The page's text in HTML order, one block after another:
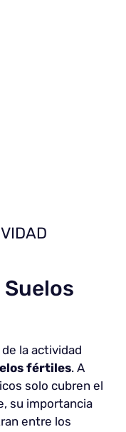
la actividad
fértiles. A
solo cubren el
su importancia
entre los